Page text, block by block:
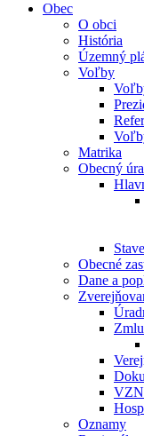
Obec
O obci
História
Územný
Voľby
Matrika
Obecný
Obecné
Dane a
VZN
Oznamy